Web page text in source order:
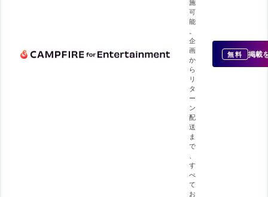
施
可
能
。
企
画
か
ら
リ
タ
ー
ン
配
送
ま
で
、
す
べ
て
お
無料 掲載